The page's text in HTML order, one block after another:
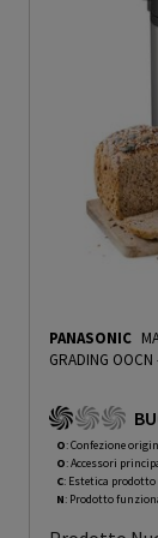
PANASONIC
GRADING
O: Confezione
O: Accessori
C: Estetica prodotto
N: Prodotto